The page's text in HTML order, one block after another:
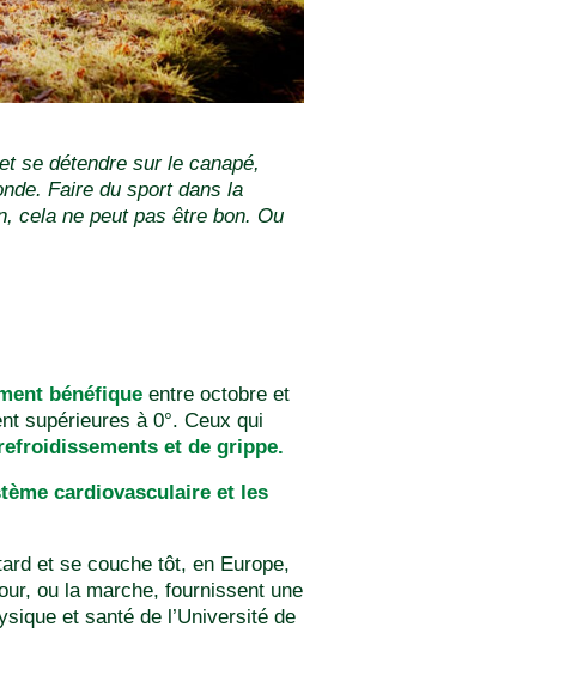
se détendre sur le canapé,
Faire du sport dans la
cela ne peut pas être bon. Ou
bénéfiqueentre octobre et
supérieures à 0°. Ceux qui
et de grippe.
cardiovasculaire et les
et se couche tôt, en Europe,
ou la marche, fournissent une
et santé de l’Université de